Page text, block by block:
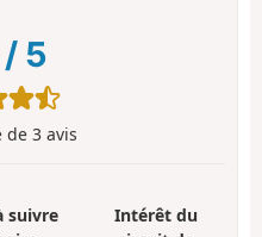
/ 5
de 3 avis
suivre
Intérêt du